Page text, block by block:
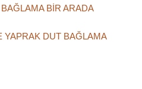
BİR ARADA
YAPRAK DUT BAĞLAMA